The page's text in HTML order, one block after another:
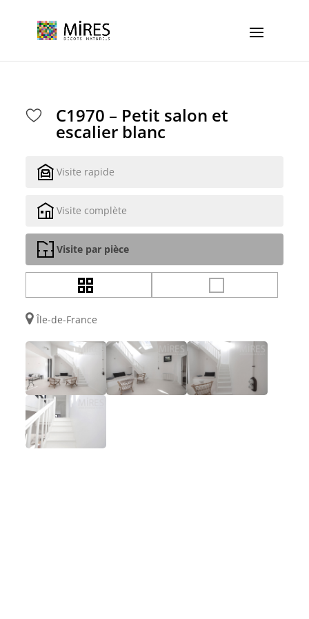
C1970 – Petit salon et
escalier blanc
Visite rapide
Visite complète
Visite par pièce
Île-de-France